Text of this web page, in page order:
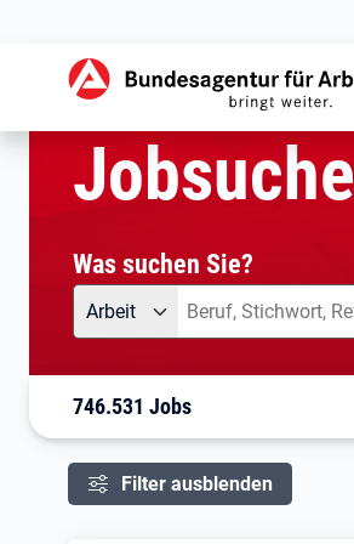
Startseite
Jobsuche
Was suchen Sie?
Angebotsart
Arbeit Was suchen Sie?
746.531 Jobs
Filter ausblenden